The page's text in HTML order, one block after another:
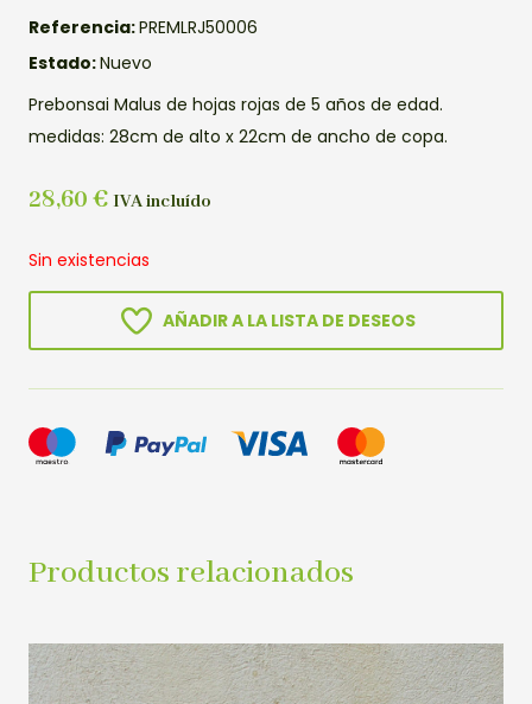
Referencia:PREMLRJ50006
Estado:Nuevo
Prebonsai Malus de hojas rojas de 5 años de edad.
medidas: 28cm de alto x 22cm de ancho de copa.
28,60 € IVA incluído
Sin existencias
AÑADIR A LA LISTA DE DESEOS
Productos relacionados